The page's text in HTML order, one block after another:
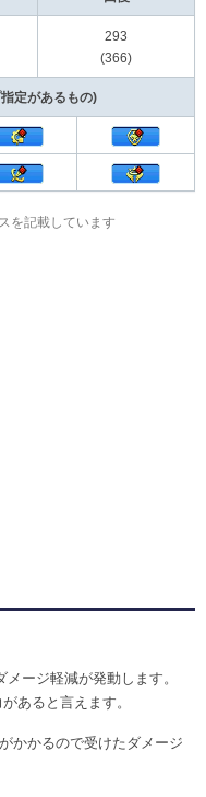
293
(366)
定があるもの)
を記載しています
ージ軽減が発動します。
あると言えます。
かかるので受けたダメージ